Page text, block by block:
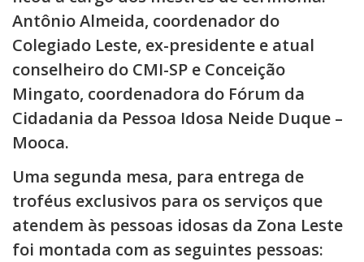
Antônio Almeida, coordenador do
Colegiado Leste, ex-presidente e atual
conselheiro do CMI-SP e Conceição
Mingato, coordenadora do Fórum da
Cidadania da Pessoa Idosa Neide Duque –
Mooca.
Uma segunda mesa, para entrega de
troféus exclusivos para os serviços que
atendem às pessoas idosas da Zona Leste
foi montada com as seguintes pessoas: